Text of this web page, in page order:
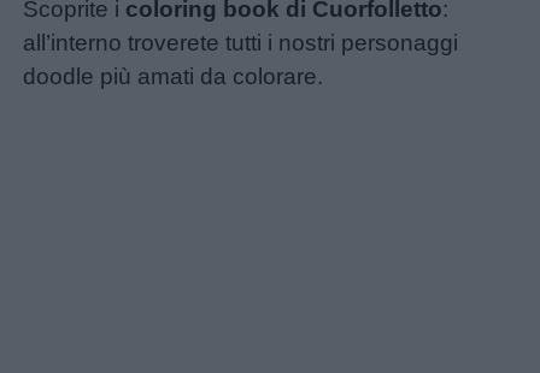
Scoprite i coloring book di Cuorfolletto:
all’interno troverete tutti i nostri personaggi
doodle più amati da colorare.